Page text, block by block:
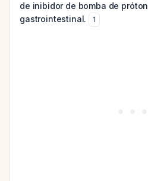
de inibidor de bomba de
gastrointestinal.
1